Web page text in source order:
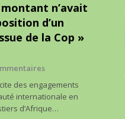
n’avait
d’un
de la Cop »
des engagements
internationale en
d’Afrique…